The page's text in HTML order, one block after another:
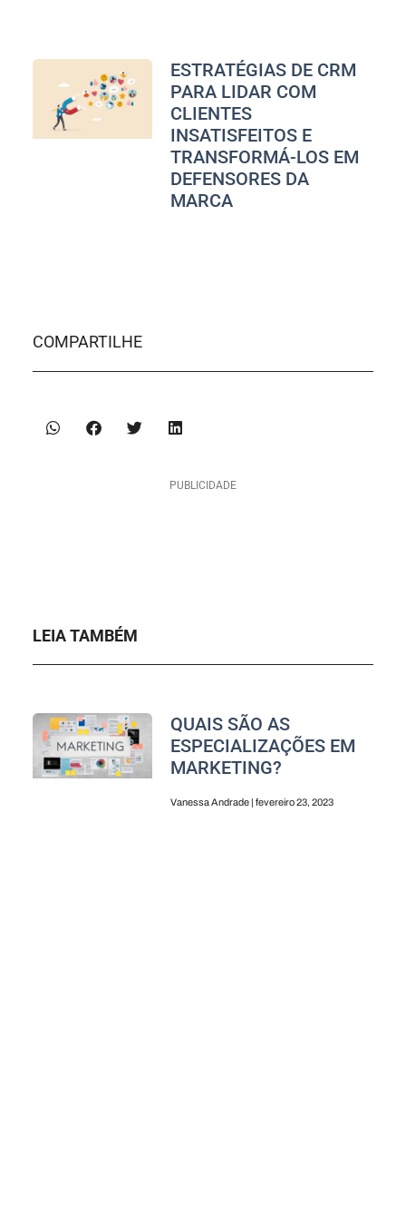
ESTRATÉGIAS DE CRM
PARA LIDAR COM
CLIENTES
INSATISFEITOS E
TRANSFORMÁ-LOS EM
DEFENSORES DA
MARCA
COMPARTILHE
PUBLICIDADE
LEIA TAMBÉM
QUAIS SÃO AS
ESPECIALIZAÇÕES EM
MARKETING?
Vanessa Andrade fevereiro 23, 2023